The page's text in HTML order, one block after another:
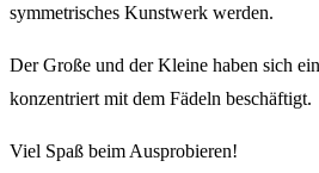
symmetrisches Kunstwerk werden.
Der Große und der Kleine haben sich
konzentriert mit dem Fädeln beschäftigt.
Viel Spaß beim Ausprobieren!